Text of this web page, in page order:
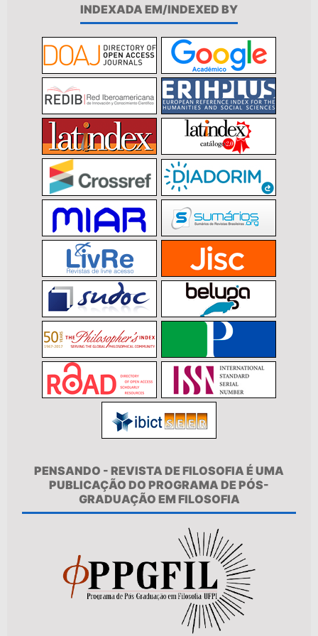
INDEXADA EM/INDEXED BY
PENSANDO - REVISTA DE FILOSOFIA É UMA
PUBLICAÇÃO DO PROGRAMA DE PÓS-
GRADUAÇÃO EM FILOSOFIA